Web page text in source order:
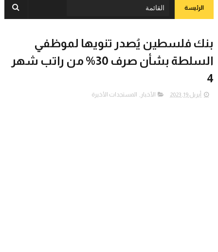
الرئيسة
بنك فلسطين يُصدر تنويها لموظفي
السلطة بشأن صرف 30% من راتب شهر
4
أبريل 19, 2023 الأخبار , المستجدات الأخيرة